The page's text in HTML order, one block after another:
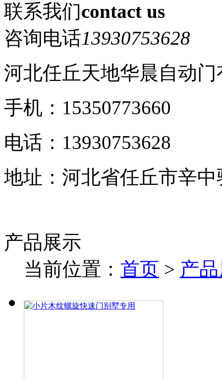
联系我们contact us
咨询电话13930753628
河北任丘天地华晨自动
手机：15350773660
电话：13930753628
地址：河北省任丘市辛
产品展示
当前位置： 首页 > 产